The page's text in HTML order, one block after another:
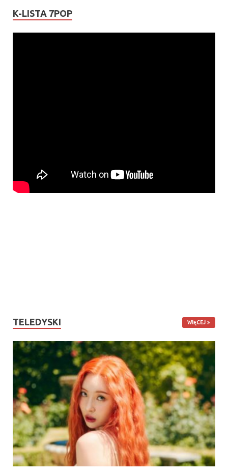
K-LISTA 7POP
TELEDYSKI WIĘCEJ